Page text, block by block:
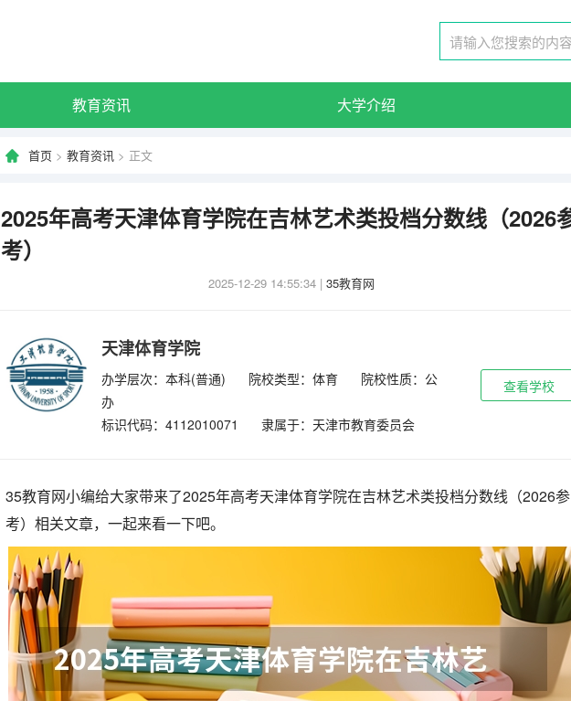
教育资讯 大学介绍
首页 > 教育资讯 > 正文
2025年高考天津体育学院在吉林艺术类投档分数线（2026
考）
2025-12-29 14:55:34 | 35教育网
天津体育学院
办学层次：本科(普通) 院校类型：体育
院校性质：公
办
标识代码：4112010071
隶属于：天津市教育委员会
查看学校
35教育网小编给大家带来了2025年高考天津体育学院在吉林艺术类投档分数线（2026参
考）相关文章，一起来看一下吧。